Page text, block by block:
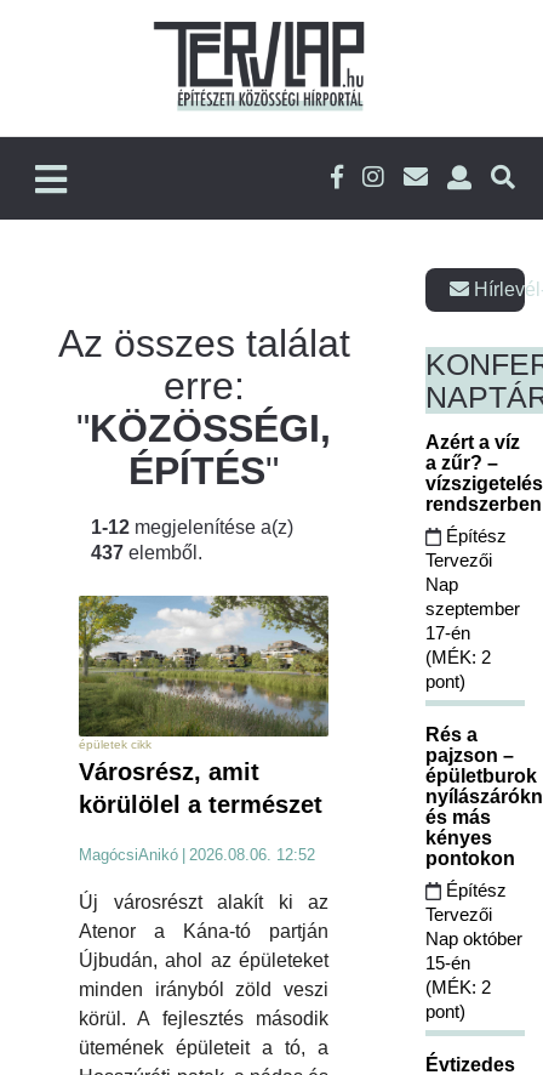
Az összes találat
erre:
"KÖZÖSSÉGI,
ÉPÍTÉS"
1-12 megjelenítése a(z)
437 elemből.
épületek cikk
Városrész, amit
körülölel a természet
MagócsiAnikó | 2026.08.06. 12:52
Új városrészt alakít ki az
Atenor a Kána-tó partján
Újbudán, ahol az épületeket
minden irányból zöld veszi
körül. A fejlesztés második
ütemének épületeit a tó, a
Azért a víz
a zűr? –
Építész
Tervezői
Nap
szeptember
17-én
(MÉK: 2
pont)
Rés a
pajzson –
épületburok
és más
kényes
pontokon
Építész
Tervezői
Nap október
15-én
(MÉK: 2
pont)
Évtizedes